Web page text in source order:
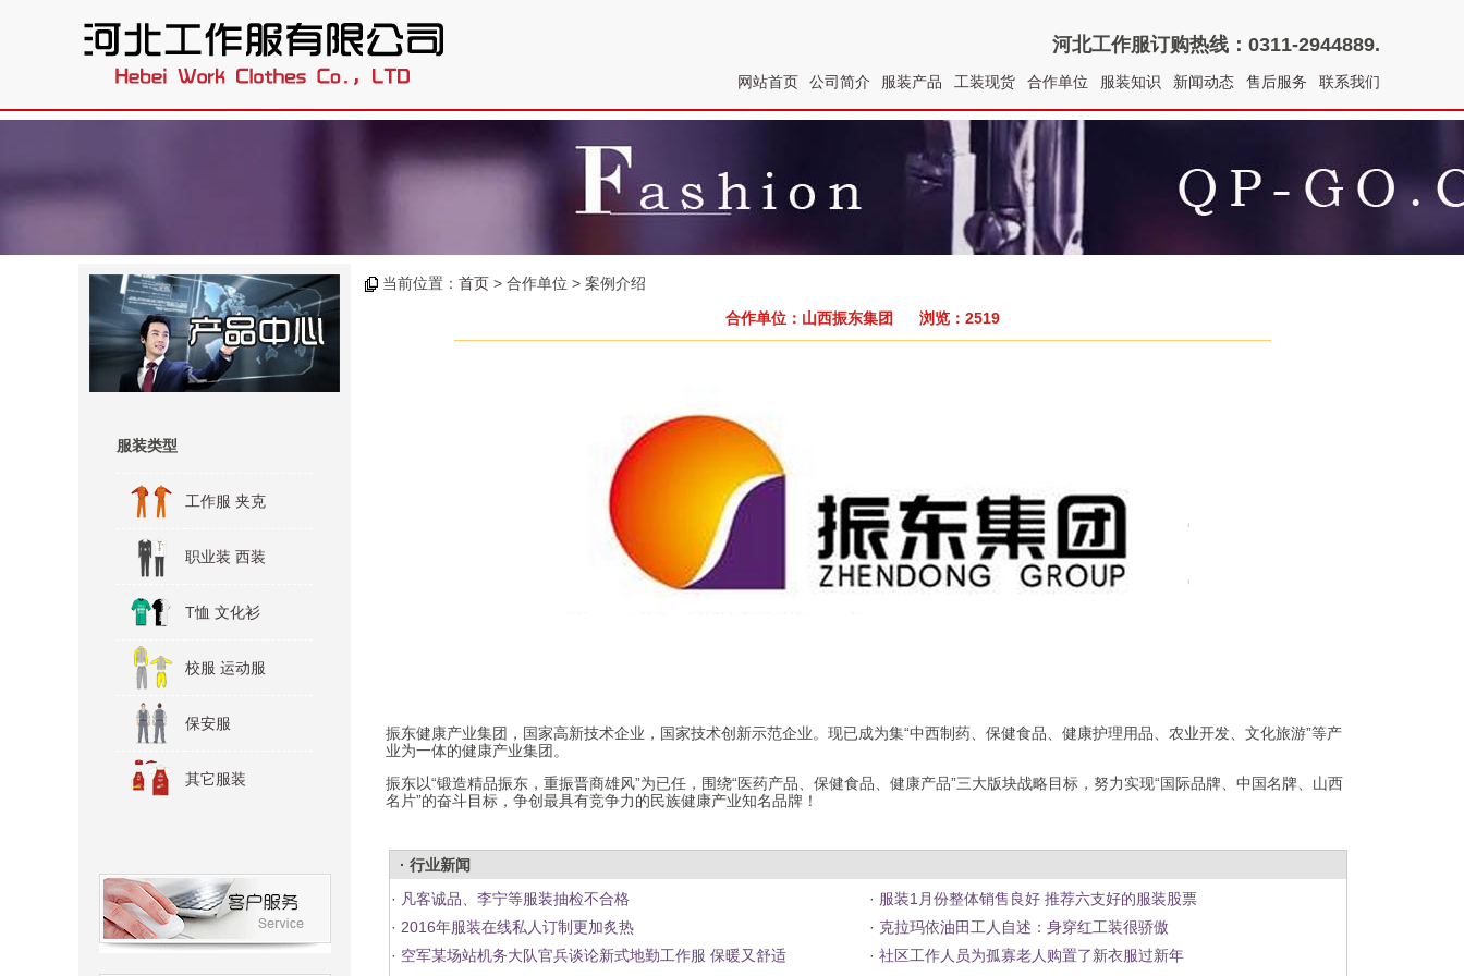
河北工作服订购热线：0311-2944889.
网站首页 公司简介 服装产品 工装现货 合作单位 服装知识 新闻动态 售后服务 联系我们
服装类型
工作服 夹克
职业装 西装
T恤 文化衫
校服 运动服
保安服
其它服装
当前位置： 首页 > 合作单位 > 案例介绍
合作单位：山西振东集团 浏览：2519
振东健康产业集团，国家高新技术企业，国家技术创新示范企业。现已成为集“中西制药、保健食品、健康护理用品、农业开发、文化旅游”等产
业为一体的健康产业集团。
振东以“锻造精品振东，重振晋商雄风”为已任，围绕“医药产品、保健食品、健康产品”三大版块战略目标，努力实现“国际品牌、中国名牌、山西
名片”的奋斗目标，争创最具有竞争力的民族健康产业知名品牌！
· 行业新闻
· 凡客诚品、李宁等服装抽检不合格 · 服装1月份整体销售良好 推荐六支好的服装股票
· 2016年服装在线私人订制更加炙热 · 克拉玛依油田工人自述：身穿红工装很骄傲
· 空军某场站机务大队官兵谈论新式地勤工作服 保暖又舒适 · 社区工作人员为孤寡老人购置了新衣服过新年